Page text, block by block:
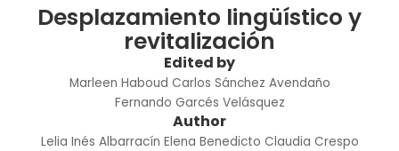
Desplazamiento lingüístico y
revitalización
Edited by
Marleen Haboud Carlos Sánchez Avendaño
Fernando Garcés Velásquez
Author
Lelia Inés Albarracín Elena Benedicto Claudia Crespo